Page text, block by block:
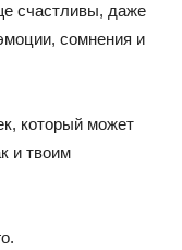
счастливы, даже
сомнения и
который может
и твоим